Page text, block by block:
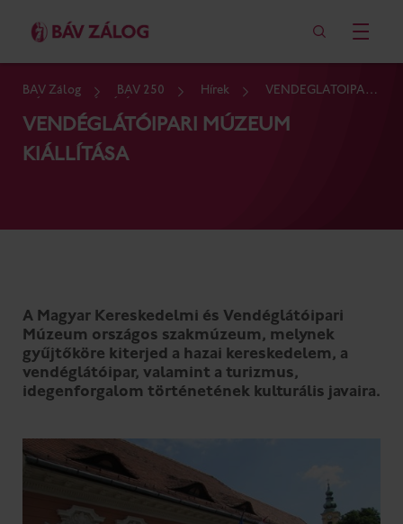
BÁV Zálog BÁV 250 Hírek
VENDÉGLÁTÓIPARI
VENDÉGLÁTÓIPARI MÚZEUM
KIÁLLÍTÁSA
A Magyar Kereskedelmi és Vendéglátóipari
Múzeum országos szakmúzeum, melynek
gyűjtőköre kiterjed a hazai kereskedelem, a
vendéglátóipar, valamint a turizmus,
idegenforgalom történetének kulturális javaira.